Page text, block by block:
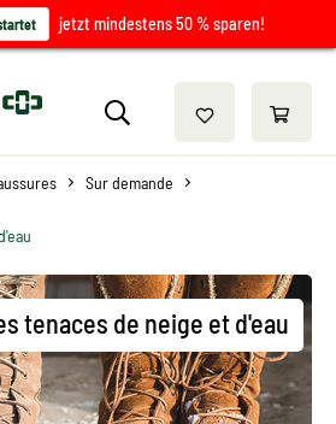
jetzt mindestens 50 % sparen!
Sur demande
tenaces de neige et d'eau